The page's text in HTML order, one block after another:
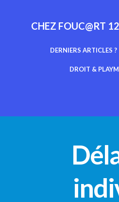
CHEZ FOUC@RT
DERNIERS ARTICLES ?
DROIT &